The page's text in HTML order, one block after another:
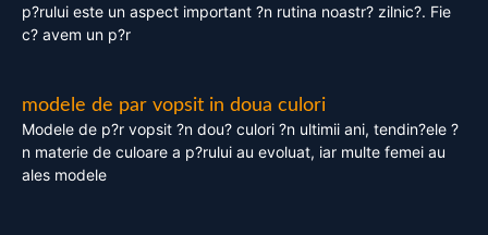
p?rului este un aspect important ?n rutina noastr? zilnic?. Fie
c? avem un p?r
modele de par vopsit in doua culori
Modele de p?r vopsit ?n dou? culori ?n ultimii ani, tendin?ele ?
n materie de culoare a p?rului au evoluat, iar multe femei au
ales modele